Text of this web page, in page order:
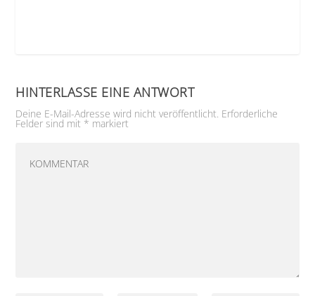
HINTERLASSE EINE ANTWORT
Deine E-Mail-Adresse wird nicht veröffentlicht. Erforderliche
Felder sind mit * markiert